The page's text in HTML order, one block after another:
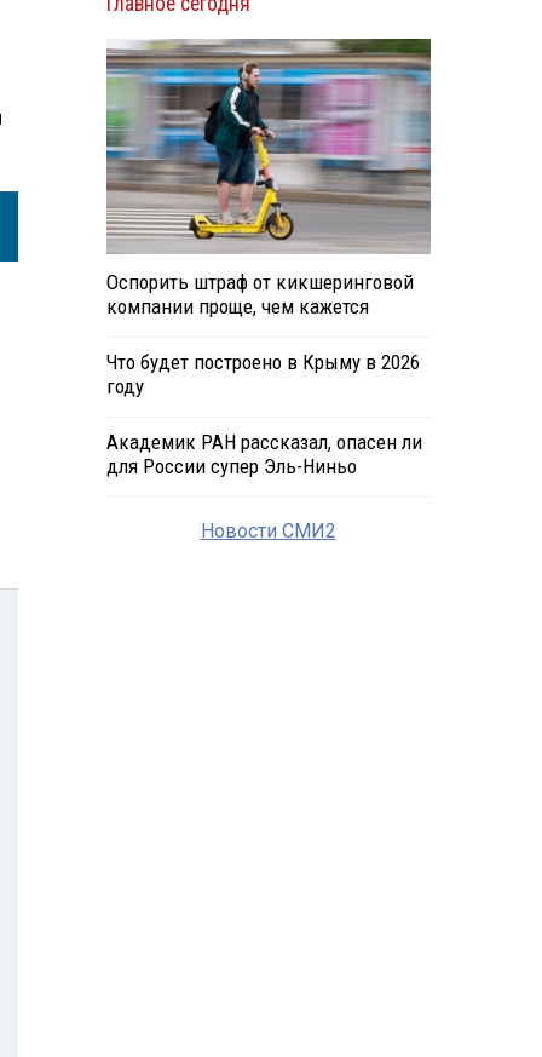
Оспорить штраф от кикшеринговой
компании проще, чем кажется
Что будет построено в Крыму в 2026
году
Академик РАН рассказал, опасен ли
для России супер Эль-Ниньо
Новости СМИ2